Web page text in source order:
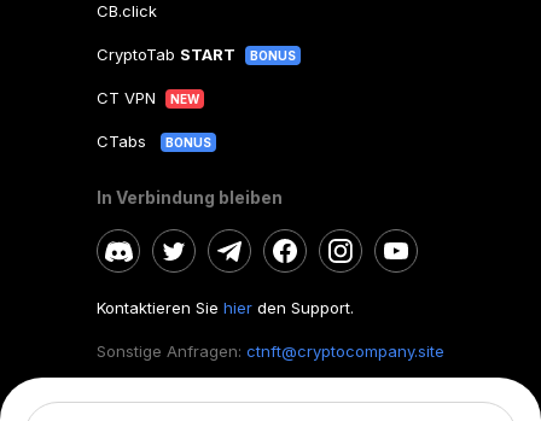
CB.click
CryptoTab START BONUS
CT VPN NEW
CTabs BONUS
In Verbindung bleiben
Kontaktieren Sie hier den Support.
Sonstige Anfragen: ctnft@cryptocompany.site